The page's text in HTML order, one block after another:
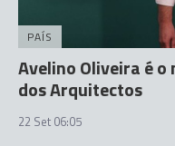
PAÍS
Avelino Oliveira é
dos Arquitectos
22 Set 06:05